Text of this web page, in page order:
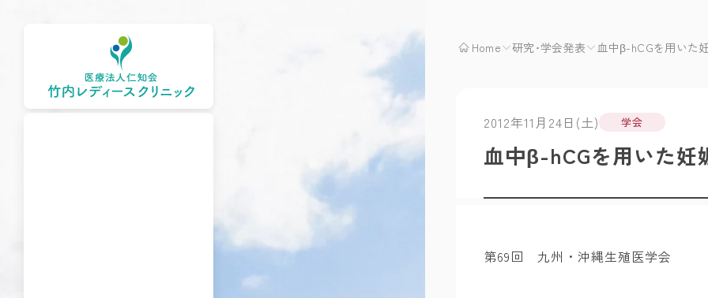
Home 研究･学会発表 血中β-hCGを用いた
2012年11月24日(土) 学会
血中β-hCGを用いた妊
第69回 九州・沖縄生殖医学会